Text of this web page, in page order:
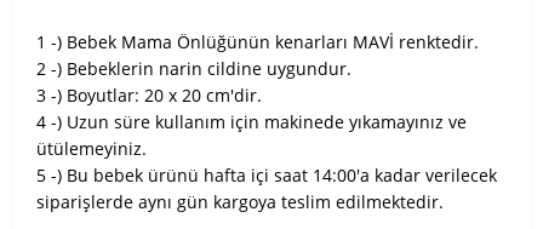
1 -) Bebek Mama Önlüğünün kenarları MAVİ renktedir.
2 -) Bebeklerin narin cildine uygundur.
3 -) Boyutlar: 20 x 20 cm'dir.
4 -) Uzun süre kullanım için makinede yıkamayınız ve
ütülemeyiniz.
5 -) Bu bebek ürünü hafta içi saat 14:00'a kadar verilecek
siparişlerde aynı gün kargoya teslim edilmektedir.